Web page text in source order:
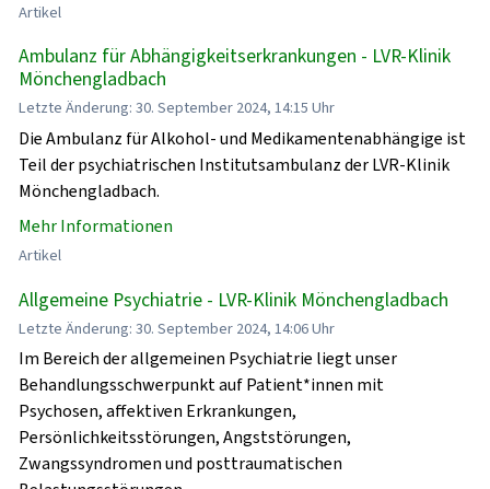
Artikel
Ambulanz für Abhängigkeitserkrankungen - LVR-Klinik
Mönchengladbach
Letzte Änderung: 30. September 2024, 14:15 Uhr
Die Ambulanz für Alkohol- und Medikamentenabhängige ist
Teil der psychiatrischen Institutsambulanz der LVR-Klinik
Mönchengladbach.
Mehr Informationen
Artikel
Allgemeine Psychiatrie - LVR-Klinik Mönchengladbach
Letzte Änderung: 30. September 2024, 14:06 Uhr
Im Bereich der allgemeinen Psychiatrie liegt unser
Behandlungsschwerpunkt auf Patient*innen mit
Psychosen, affektiven Erkrankungen,
Persönlichkeitsstörungen, Angststörungen,
Zwangssyndromen und posttraumatischen